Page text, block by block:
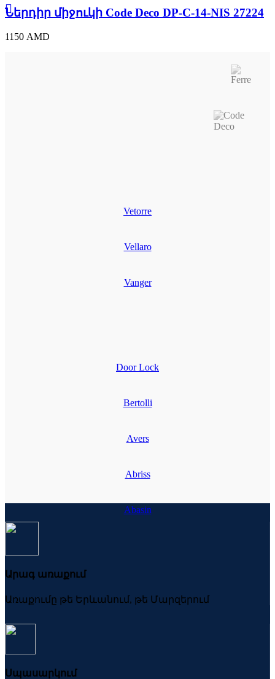
Deco
DP-
C-
14-
Ներդիր միջուկի Code Deco DP-C-14-NIS 27224
1150 AMD
Vetorre
Vellaro
Vanger
Door Lock
Bertolli
Avers
Abriss
Abasin
Արագ առաքում
Առաքումը թե Երևանում, թե Մարզերում
Սպասարկում